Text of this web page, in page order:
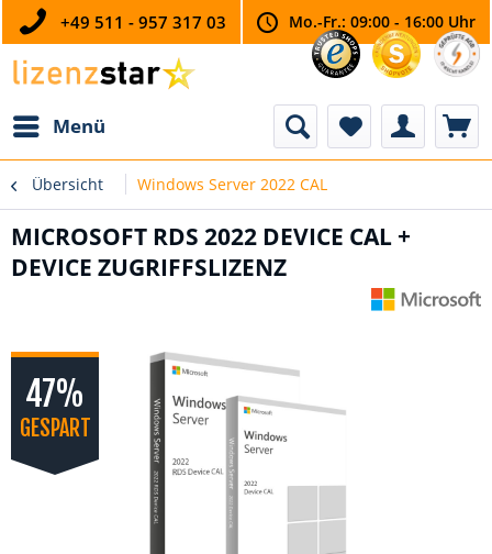
+49 511 - 957 317 03 Mo.-Fr.: 09:00 - 16:00 Uhr
Menü
Übersicht Windows Server 2022 CAL
MICROSOFT RDS 2022 DEVICE CAL +
DEVICE ZUGRIFFSLIZENZ
47%
GESPART